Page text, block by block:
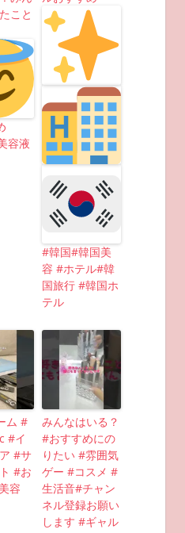
こと
容液
#韓国#韓国美
容 #ホテル#韓
国旅行 #韓国ホ
テル
ム #
#イ
#サ
#お
容
みんなはいる？
#おすすめにの
りたい #雰囲気
ゲー #コスメ #
生活音#チャン
ネル登録お願い
します #ギャル